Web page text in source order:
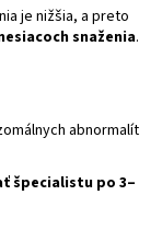
je nižšia, a preto
snaženia.
abnormalít
špecialistu po 3–